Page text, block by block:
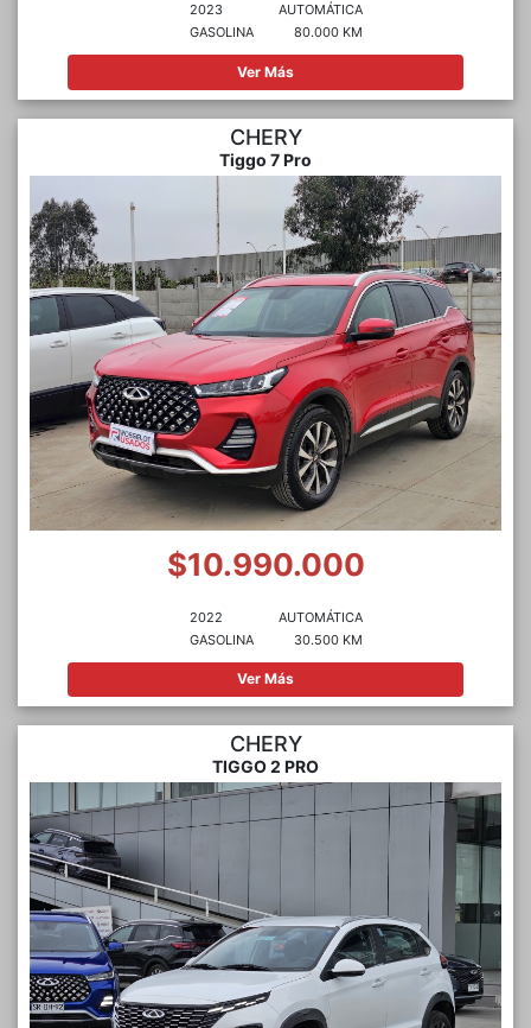
2023
GASOLINA
AUTOMÁTICA
80.000 KM
Ver Más
CHERY
Tiggo 7 Pro
$10.990.000
2022
GASOLINA
AUTOMÁTICA
30.500 KM
Ver Más
CHERY
TIGGO 2 PRO